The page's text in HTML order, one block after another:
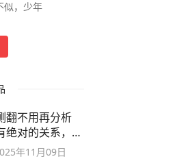
似，少年
翻不用再分析
绝对的关系，视
年11月09日